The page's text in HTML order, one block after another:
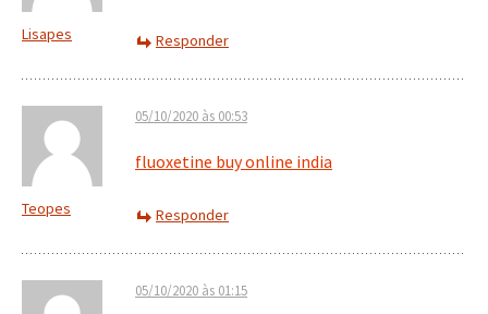
Lisapes Responder
Teopes
05/10/2020 às 00:53
fluoxetine buy online india
Responder
05/10/2020 às 01:15